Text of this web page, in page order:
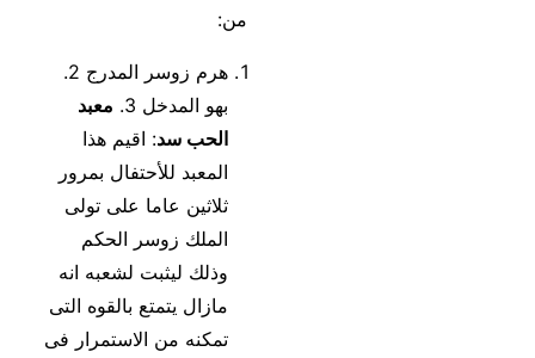
من:
هرم زوسر المدرج 2.
بهو المدخل 3.
معبد
الحب سد: اقيم هذا
المعبد للأحتفال بمرور
ثلاثين عاما على تولى
الملك زوسر الحكم
وذلك ليثبت لشعبه انه
مازال يتمتع بالقوه التى
تمكنه من الاستمرار فى